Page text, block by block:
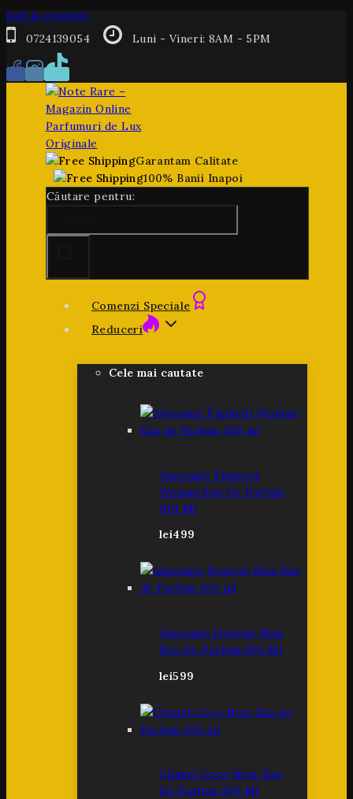
Salt la conținut
0724139054
Luni - Vineri: 8AM - 5PM
Garantam Calitate
100% Banii Inapoi
Căutare pentru:
Comenzi Speciale
Reduceri
Cele mai cautate
Amouage Figment
Woman Eau De Parfum
100 Ml
lei499
Amouage Honour Man
Eau De Parfum 100 Ml
lei599
Chanel Coco Noir Eau
De Parfum 100 Ml